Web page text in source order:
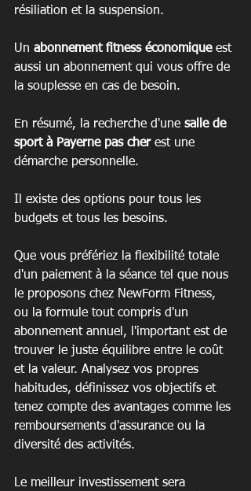
résiliation et la suspension.
Un abonnement fitness économique est
aussi un abonnement qui vous offre de
la souplesse en cas de besoin.
En résumé, la recherche d'une salle de
sport à Payerne pas cher est une
démarche personnelle.
Il existe des options pour tous les
budgets et tous les besoins.
Que vous préfériez la flexibilité totale
d'un paiement à la séance tel que nous
le proposons chez NewForm Fitness,
ou la formule tout compris d'un
abonnement annuel, l'important est de
trouver le juste équilibre entre le coût
et la valeur. Analysez vos propres
habitudes, définissez vos objectifs et
tenez compte des avantages comme les
remboursements d'assurance ou la
diversité des activités.
Le meilleur investissement sera